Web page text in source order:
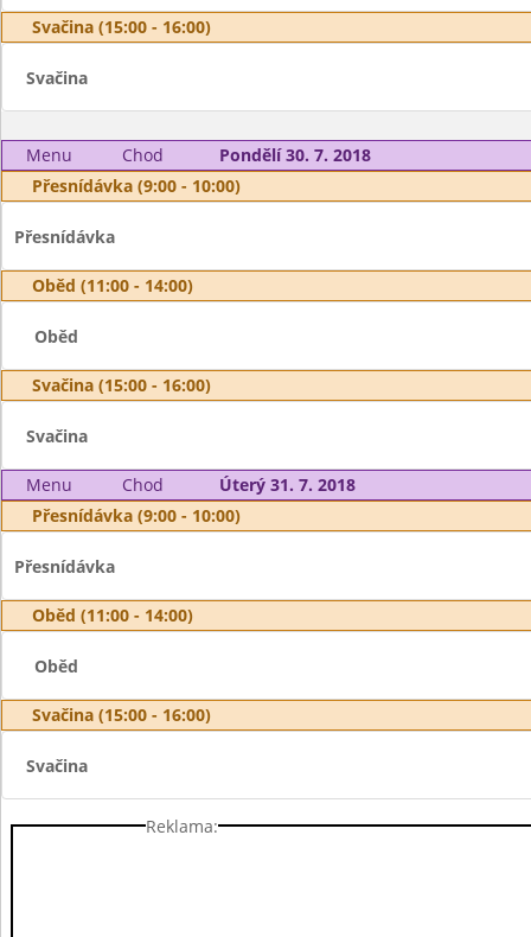
Svačina (15:00 - 16:00)
Svačina
Menu Chod
Pondělí 30. 7. 2018
Přesnídávka (9:00 - 10:00)
Přesnídávka
Oběd (11:00 - 14:00)
Oběd
Svačina (15:00 - 16:00)
Svačina
Menu Chod
Úterý 31. 7. 2018
Přesnídávka (9:00 - 10:00)
Přesnídávka
Oběd (11:00 - 14:00)
Oběd
Svačina (15:00 - 16:00)
Svačina
Reklama: